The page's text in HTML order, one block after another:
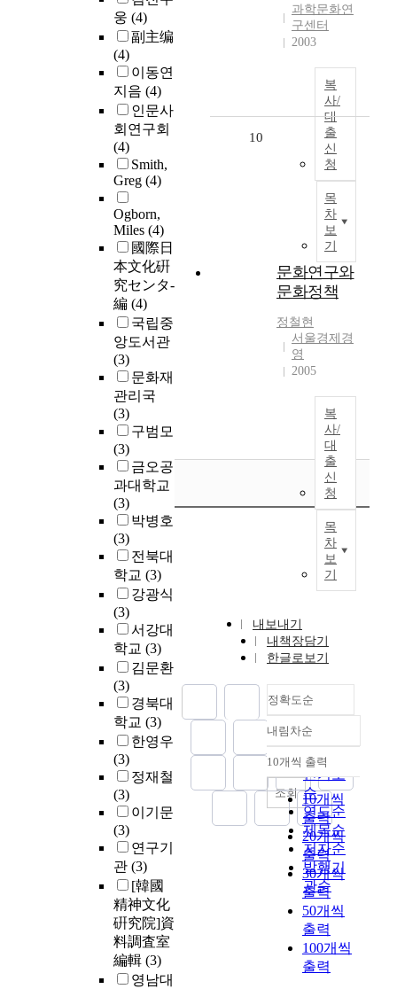
웅 (4)
副主编
(4)
이동연
지음 (4)
인문사
회연구회
(4)
Smith,
Greg (4)
Ogborn,
Miles (4)
國際日
本文化硏
究センタ-
編 (4)
국립중
앙도서관
(3)
문화재
관리국
(3)
구범모
(3)
금오공
과대학교
(3)
박병호
(3)
전북대
학교 (3)
강광식
(3)
서강대
학교 (3)
김문환
(3)
경북대
학교 (3)
한영우
(3)
정재철
(3)
이기문
(3)
연구기
관 (3)
[韓國
精神文化
硏究院]資
料調査室
編輯 (3)
영남대
과학문화연
구센터
2003
복
사/
대
출
신
청
목
차
보
기
10
문화연구와
문화정책
정철현
서울경제경
영
2005
복
사/
대
출
신
청
목
차
보
기
내보내기
내책장담기
한글로보기
정확도순
정확도
순
인기도
순
연도순
제목순
저자순
발행기
관순
내림차순
내림차순
10개씩 출력
10개씩
출력
20개씩
출력
30개씩
출력
50개씩
출력
100개씩
출력
조회